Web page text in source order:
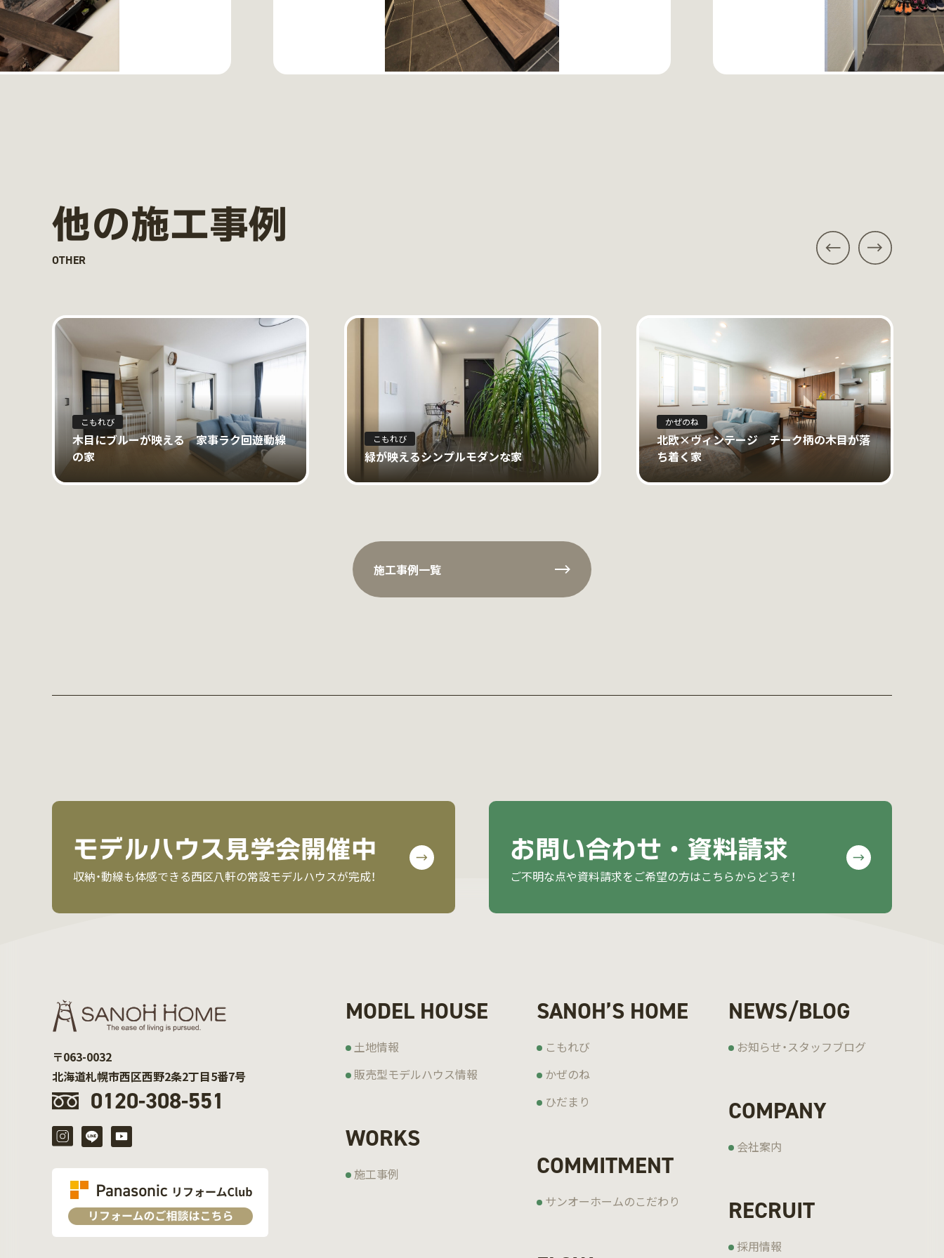
他の施工事例
OTHER
こもれび
木目にブルーが映える 家事ラク回遊動線
の家
こもれび
緑が映えるシンプルモダンな家
かぜのね
北欧×ヴィンテージ チーク柄の木目が落
ち着く家
施工事例一覧
モデルハウス見学会開催中
収納・動線も体感できる西区八軒の常設モデルハウスが完成！
お問い合わせ・資料請求
ご不明な点や資料請求をご希望の方はこちらからどうぞ！
〒063-0032
北海道札幌市西区西野2条2丁目5番7号
0120-308-551
MODEL HOUSE
土地情報
販売型モデルハウス情報
WORKS
施工事例
SANOH’S HOME
こもれび
かぜのね
ひだまり
COMMITMENT
サンオーホームのこだわり
NEWS/BLOG
お知らせ・スタッフブログ
COMPANY
会社案内
RECRUIT
採用情報